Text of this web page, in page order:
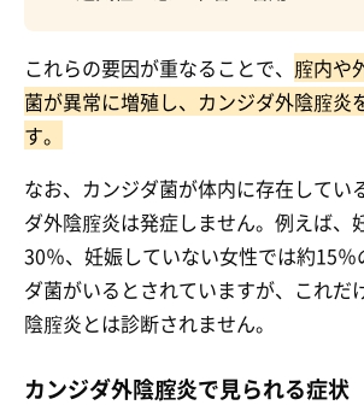
これらの要因が重なることで、 腟内や
菌が異常に増殖し、カンジダ外陰腟炎
す。
なお、カンジダ菌が体内に存在してい
ダ外陰腟炎は発症しません。例えば、
30％、妊娠していない女性では約15
ダ菌がいるとされていますが、これだ
陰腟炎とは診断されません。
カンジダ外陰腟炎で見られる症状